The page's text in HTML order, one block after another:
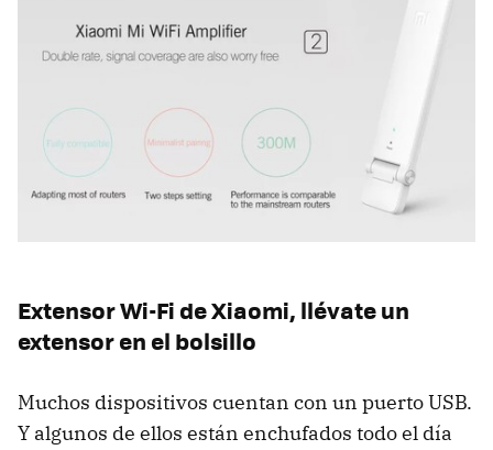
Extensor Wi-Fi de Xiaomi, llévate un
extensor en el bolsillo
Muchos dispositivos cuentan con un puerto USB.
Y algunos de ellos están enchufados todo el día